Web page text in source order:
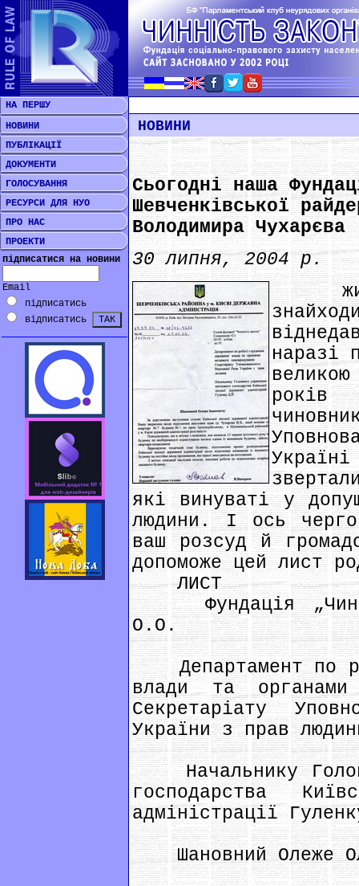
НА ПЕРШУ
НОВИНИ
ПУБЛІКАЦІЇ
ДОКУМЕНТИ
ГОЛОСУВАННЯ
РЕСУРСИ ДЛЯ НУО
ПРО НАС
ПРОЕКТИ
підписатися на новини
Email
підписатись
відписатись
НОВИНИ
Сьогодні наша
Шевченківської
Володимира
30 липня, 2004 р.
житло
наразі
років
які винуваті у
людини. І ось
ваш розсуд й
допоможе цей лист
ЛИСТ
Фундація
О.О.
Департамент по
влади та органами
Секретаріату
України з прав
Начальнику
господарства
адміністрації
Шановний Олеже